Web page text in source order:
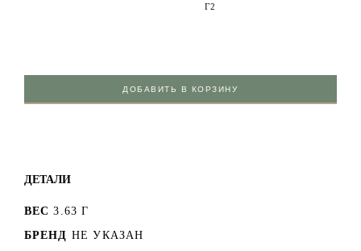
Г2
ДОБАВИТЬ В КОРЗИНУ
ДЕТАЛИ
ВЕС 3.63 Г
БРЕНД НЕ УКАЗАН